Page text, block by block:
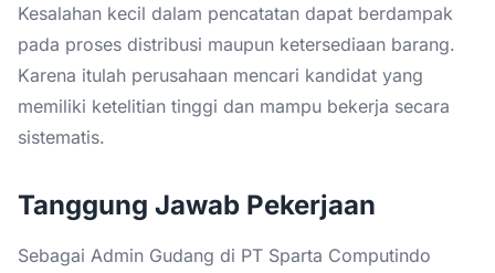
Kesalahan kecil dalam pencatatan dapat berdampak
pada proses distribusi maupun ketersediaan barang.
Karena itulah perusahaan mencari kandidat yang
memiliki ketelitian tinggi dan mampu bekerja secara
sistematis.
Tanggung Jawab Pekerjaan
Sebagai Admin Gudang di PT Sparta Computindo